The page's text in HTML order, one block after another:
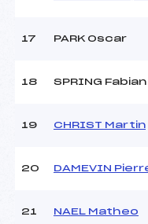
Pénalité appliquée :
17 PARK Oscar
18 SPRING Fabian
19 CHRIST Martin
20 DAMEVIN
21 NAEL Matheo